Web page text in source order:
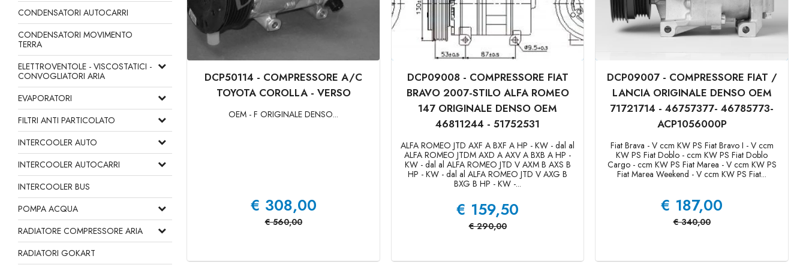
CONDENSATORI AUTOCARRI
CONDENSATORI MOVIMENTO
TERRA
ELETTROVENTOLE - VISCOSTATICI -
CONVOGLIATORI ARIA
EVAPORATORI
FILTRI ANTI PARTICOLATO
INTERCOOLER AUTO
INTERCOOLER AUTOCARRI
INTERCOOLER BUS
POMPA ACQUA
RADIATORE COMPRESSORE ARIA
RADIATORI GOKART
DCP50114 - COMPRESSORE A/C
TOYOTA COROLLA - VERSO
OEM - F ORIGINALE DENSO...
€ 308,00
€ 560,00
DCP09008 - COMPRESSORE FIAT
BRAVO 2007-STILO ALFA ROMEO
147 ORIGINALE DENSO OEM
46811244 - 51752531
ALFA ROMEO JTD AXF A BXF A HP - KW - dal al
ALFA ROMEO JTDM AXD A AXV A BXB A HP -
KW - dal al ALFA ROMEO JTD V AXM B AXS B
HP - KW - dal al ALFA ROMEO JTD V AXG B
BXG B HP - KW -...
€ 159,50
€ 290,00
DCP09007 - COMPRESSORE FIAT /
LANCIA ORIGINALE DENSO OEM
71721714 - 46757377- 46785773-
ACP1056000P
Fiat Brava - V ccm KW PS Fiat Bravo I - V ccm
KW PS Fiat Doblo - ccm KW PS Fiat Doblo
Cargo - ccm KW PS Fiat Marea - V ccm KW PS
Fiat Marea Weekend - V ccm KW PS Fiat...
€ 187,00
€ 340,00